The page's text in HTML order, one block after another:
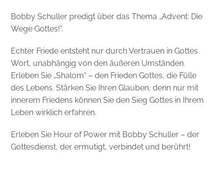
Bobby Schuller predigt über das Thema „Advent: Die
Wege Gottes!“.
Echter Friede entsteht nur durch Vertrauen in Gottes
Wort, unabhängig von den äußeren Umständen.
Erleben Sie „Shalom“ – den Frieden Gottes, die Fülle
des Lebens. Stärken Sie Ihren Glauben, denn nur mit
innerem Friedens können Sie den Sieg Gottes in Ihrem
Leben wirklich erfahren.
Erleben Sie Hour of Power mit Bobby Schuller – der
Gottesdienst, der ermutigt, verbindet und berührt!